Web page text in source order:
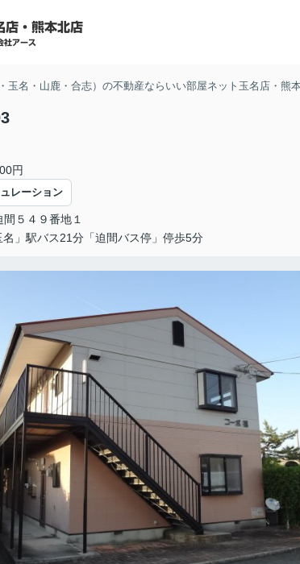
玉名・山鹿・合志）の不動産ならいい部屋ネット玉名店・熊
円
レーション
間 ５４９番地１
名」駅バス21分「迫間バス停」停歩5分